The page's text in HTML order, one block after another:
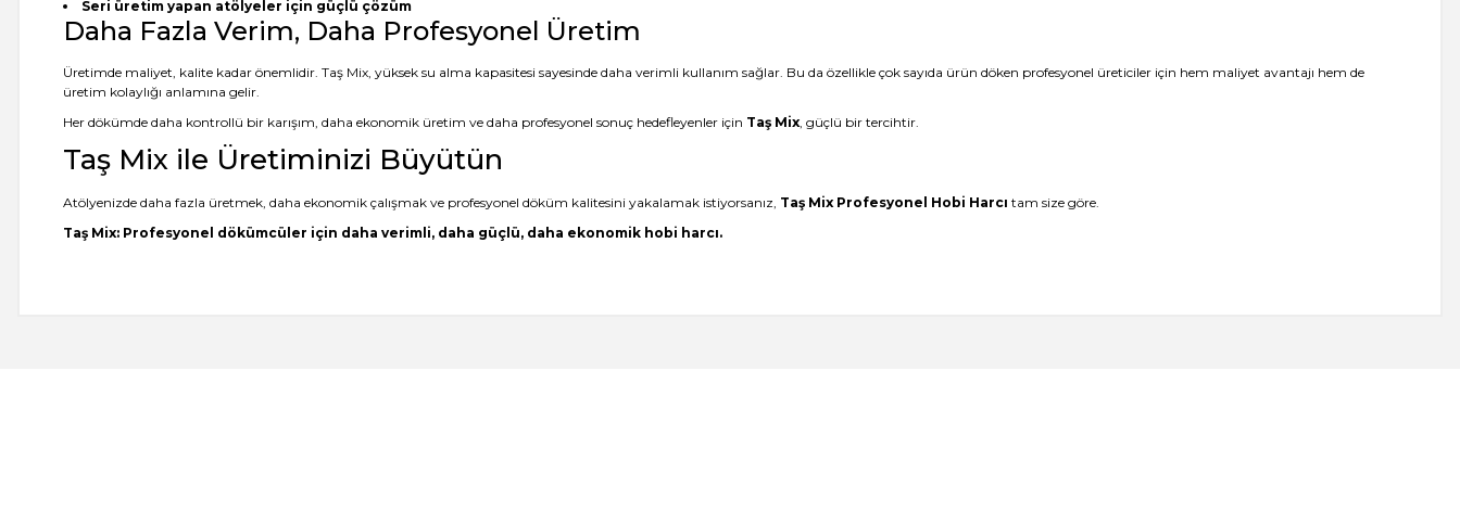
Seri üretim yapan atölyeler için güçlü çözüm
Daha Fazla Verim, Daha Profesyonel Üretim
Üretimde maliyet, kalite kadar önemlidir. Taş Mix, yüksek su alma kapasitesi sayesinde daha verimli kullanım sağlar. Bu da özellikle çok sayıda ürün döken profesyonel üreticiler için hem maliyet avantajı hem de
üretim kolaylığı anlamına gelir.
Her dökümde daha kontrollü bir karışım, daha ekonomik üretim ve daha profesyonel sonuç hedefleyenler için Taş Mix, güçlü bir tercihtir.
Taş Mix ile Üretiminizi Büyütün
Atölyenizde daha fazla üretmek, daha ekonomik çalışmak ve profesyonel döküm kalitesini yakalamak istiyorsanız, Taş Mix Profesyonel Hobi Harcı tam size göre.
Taş Mix: Profesyonel dökümcüler için daha verimli, daha güçlü, daha ekonomik hobi harcı.